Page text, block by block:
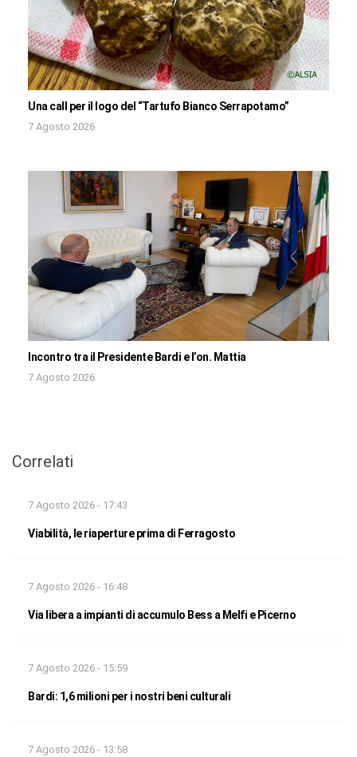
Una call per il logo del “Tartufo Bianco Serrapotamo”
7 Agosto 2026
Incontro tra il Presidente Bardi e l’on. Mattia
7 Agosto 2026
Correlati
7 Agosto 2026 - 17:43
Viabilità, le riaperture prima di Ferragosto
7 Agosto 2026 - 16:48
Via libera a impianti di accumulo Bess a Melfi e Picerno
7 Agosto 2026 - 15:59
Bardi: 1,6 milioni per i nostri beni culturali
7 Agosto 2026 - 13:58